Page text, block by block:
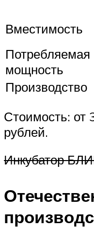
Вместимость
Потребляемая
мощность
Производство
Стоимость: от
рублей.
Инкубатор